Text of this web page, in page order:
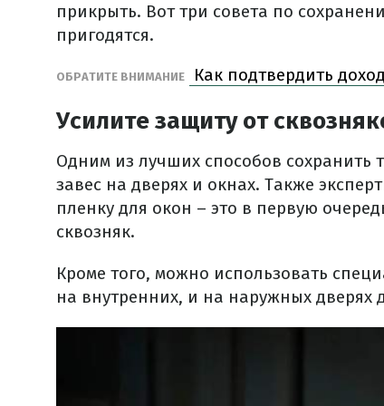
прикрыть. Вот три совета по
пригодятся.
ОБРАТИТЕ ВНИМАНИЕ Как подтвердить
Усилите защиту от
Одним из лучших способов сохранить
завес на дверях и окнах. Также
пленку для окон – это в первую
сквозняк.
Кроме того, можно использовать
на внутренних, и на наружных дверях